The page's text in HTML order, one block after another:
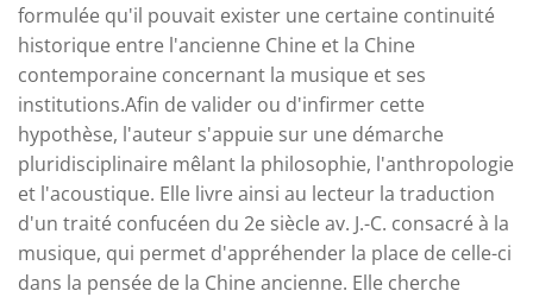
formulée qu'il pouvait exister une certaine continuité
historique entre l'ancienne Chine et la Chine
contemporaine concernant la musique et ses
institutions.Afin de valider ou d'infirmer cette
hypothèse, l'auteur s'appuie sur une démarche
pluridisciplinaire mêlant la philosophie, l'anthropologie
et l'acoustique. Elle livre ainsi au lecteur la traduction
d'un traité confucéen du 2e siècle av. J.-C. consacré à la
musique, qui permet d'appréhender la place de celle-ci
dans la pensée de la Chine ancienne. Elle cherche